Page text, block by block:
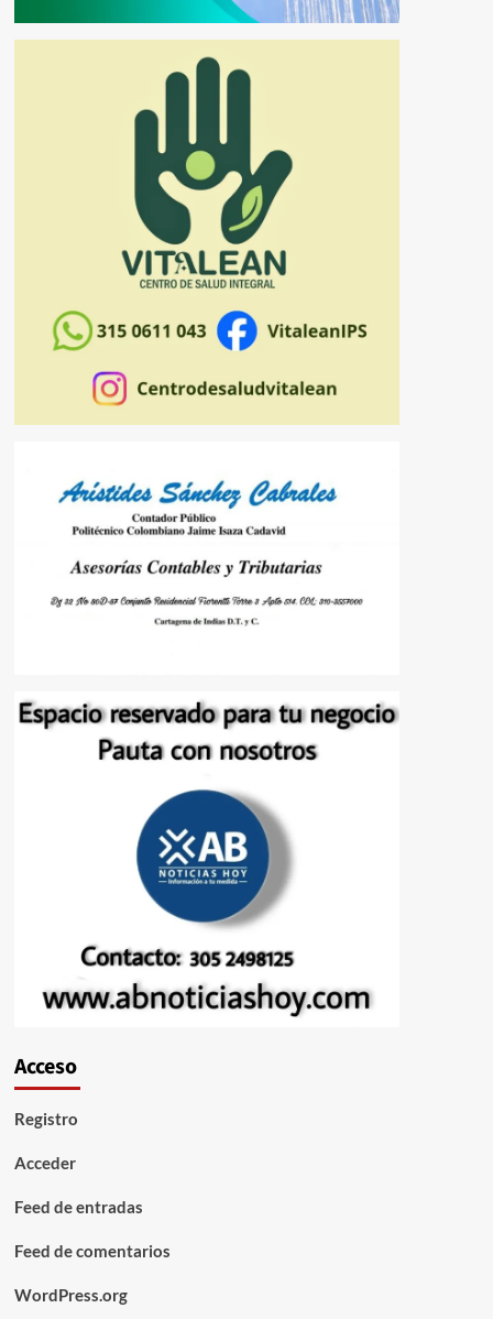
Acceso
Registro
Acceder
Feed de entradas
Feed de comentarios
WordPress.org